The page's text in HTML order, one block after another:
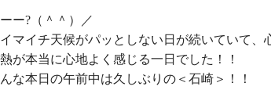
ー?（＾＾）／
マイチ天候がパッとしない日が続いていて、
が本当に心地よく感じる一日でした！！
な本日の午前中は久しぶりの＜石崎＞！！